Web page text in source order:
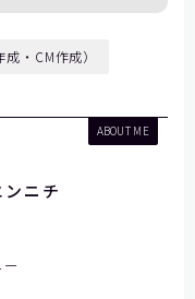
・CM作成）
ABOUT ME
ニチ